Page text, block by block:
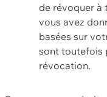
de révoquer à
vous avez
basées sur
sont toutefois
révocation.